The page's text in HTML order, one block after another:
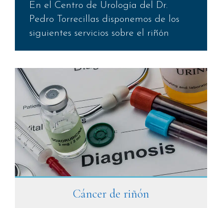
En el Centro de Urología del Dr.
Pedro Torrecillas disponemos de los
siguientes servicios sobre el riñón
Cáncer de riñón